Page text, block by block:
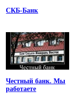
СКБ-Банк
Честный банк. Мы
работаете